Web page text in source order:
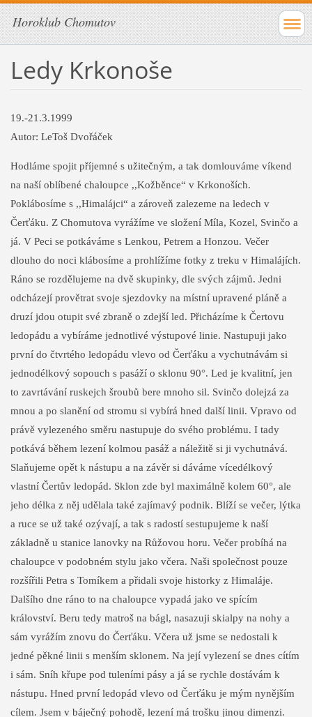
Horoklub Chomutov
Ledy Krkonoše
19.-21.3.1999
Autor: LeToš Dvořáček
Hodláme spojit příjemné s užitečným, a tak domlouváme víkend
na naší oblíbené chaloupce ,,Kožběnce“ v Krkonoších.
Poklábosíme s ,,Himalájci“ a zároveň zalezeme na ledech v
Čerťáku. Z Chomutova vyrážíme ve složení Míla, Kozel, Svinčo a
já. V Peci se potkáváme s Lenkou, Petrem a Honzou. Večer
dlouho do noci klábosíme a prohlížíme fotky z treku v Himalájích.
Ráno se rozdělujeme na dvě skupinky, dle svých zájmů. Jedni
odcházejí provětrat svoje sjezdovky na místní upravené pláně a
druzí jdou otupit své zbraně o zdejší led. Přicházíme k Čertovu
ledopádu a vybíráme jednotlivé výstupové linie. Nastupuji jako
první do čtvrtého ledopádu vlevo od Čerťáku a vychutnávám si
jednodélkový sopouch s pasáží o sklonu 90°. Led je kvalitní, jen
to zavrtávání ruskejch šroubů bere mnoho sil. Svinčo dolejzá za
mnou a po slanění od stromu si vybírá hned další linii. Vpravo od
právě vylezeného směru nastupuje do svého problému. I tady
potkává během lezení kolmou pasáž a náležitě si ji vychutnává.
Slaňujeme opět k nástupu a na závěr si dáváme vícedélkový
vlastní Čertův ledopád. Sklon zde byl maximálně kolem 60°, ale
jeho délka z něj udělala také zajímavý podnik. Blíží se večer, lýtka
a ruce se už také ozývají, a tak s radostí sestupujeme k naší
základně u stanice lanovky na Růžovou horu. Večer probíhá na
chaloupce v podobném stylu jako včera. Naši společnost pouze
rozšířili Petra s Tomíkem a přidali svoje historky z Himaláje.
Dalšího dne ráno to na chaloupce vypadá jako ve spícím
království. Beru tedy matroš na bágl, nasazuji skialpy na nohy a
sám vyrážím znovu do Čerťáku. Včera už jsme se nedostali k
jedné pěkné linii s menším sklonem. Na její vylezení se dnes cítím
i sám. Sníh křupe pod tuleními pásy a já se rychle dostávám k
nástupu. Hned první ledopád vlevo od Čerťáku je mým nynějším
cílem. Jsem v báječný pohodě, lezení má trošku jinou dimenzi.